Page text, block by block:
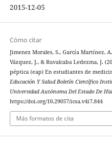
2015-12-05
Cómo citar
Jimenez Morales, S., García Martínez,
Vázquez, J., & Ruvalcaba Ledezma, J.
péptica (eap) En estudiantes de
Educación Y Salud Boletín Científico
Universidad Autónoma Del Estado De
https://doi.org/10.29057/icsa.v4i7.844
Más formatos de cita